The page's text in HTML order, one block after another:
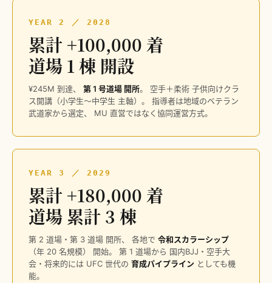
YEAR 2 ／ 2028
累計 +100,000 着
道場 1 棟 開設
¥245M 到達、 第 1 号道場 開所。 空手＋柔術 子供向けクラ
ス開講（小学生〜中学生 主軸）。 指導者は地域のベテラン
武道家から選定、 MU 直営ではなく協同運営方式。
YEAR 3 ／ 2029
累計 +180,000 着
道場 累計 3 棟
第 2 道場・第 3 道場 開所、 各地で 令和スカラーシップ
（年 20 名規模） 開始。 第 1 道場から 国内BJJ・空手大
会・将来的には UFC 世代の 育成パイプライン としても機
能。